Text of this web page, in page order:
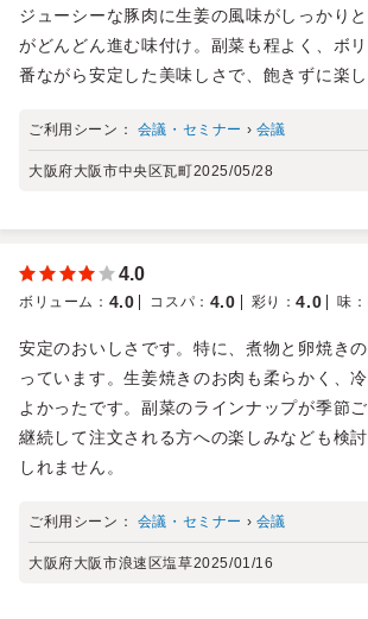
ジューシーな豚肉に生姜の風味がしっかり
がどんどん進む味付け。副菜も程よく、ボ
番ながら安定した美味しさで、飽きずに楽し
ご利用シーン： 会議・セミナー › 会議
大阪府大阪市中央区瓦町2025/05/28
4.0
ボリューム ： 4.0 コスパ ： 4.0 彩り ：4.0 味 ：
安定のおいしさです。特に、煮物と卵焼き
っています。生姜焼きのお肉も柔らかく、
よかったです。副菜のラインナップが季節ご
継続して注文される方への楽しみなども検
しれません。
ご利用シーン： 会議・セミナー › 会議
大阪府大阪市浪速区塩草2025/01/16